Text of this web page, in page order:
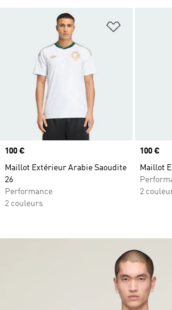
Ajouter à
Prix
100 €
Maillot Extérieur Arabie Saoudite
26
Performance
2 couleurs
Prix
100 €
Maillot
2